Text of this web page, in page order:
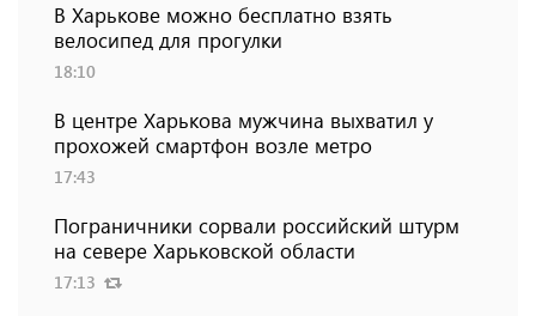
В Харькове можно бесплатно взять
велосипед для прогулки
18:10
В центре Харькова мужчина выхватил у
прохожей смартфон возле метро
17:43
Пограничники сорвали российский штурм
на севере Харьковской области
17:13